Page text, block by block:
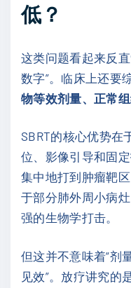
低？
这类问题看起来反
数字”。临床上还要
物等效剂量、正常
SBRT的核心优势在
位、影像引导和固
集中地打到肿瘤靶
于部分肺外周小病
强的生物学打击。
但这并不意味着“剂
见效”。放疗讲究的